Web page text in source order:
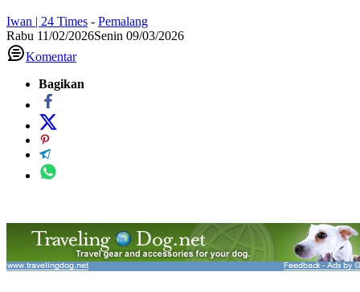
Iwan | 24 Times - Pemalang
Rabu 11/02/2026Senin 09/03/2026
Komentar
Bagikan